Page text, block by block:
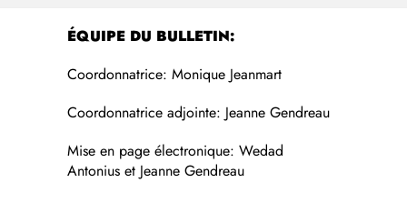
ÉQUIPE DU BULLETIN:
Coordonnatrice: Monique Jeanmart
Coordonnatrice adjointe: Jeanne Gendreau
Mise en page électronique: Wedad
Antonius et Jeanne Gendreau